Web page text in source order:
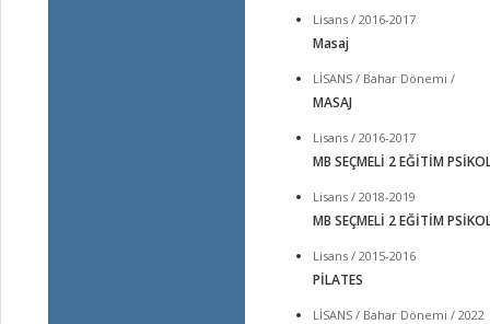
Lisans / 2016-2017
Masaj
LİSANS / Bahar Dönemi /
MASAJ
Lisans / 2016-2017
MB SEÇMELİ 2 EĞİTİM
Lisans / 2018-2019
MB SEÇMELİ 2 EĞİTİM
Lisans / 2015-2016
PİLATES
LİSANS / Bahar Dönemi / 2022